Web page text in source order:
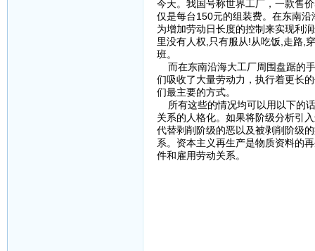
今天。我国号称世界工厂，一款售
仅是每台150元的组装费。在东南
为增加劳动日长度的控制来实现利
里没有人权,只有服从!从吃饭,走路,
班。
而在东南沿海大工厂周围盘踞的
们吸收了大量劳动力，执行着更长
们最主要的方式。
所有这些的情况均可以用以下的
关系的人格化。如果将阶级分析引
代替剥削阶级的恶以及被剥削阶级
系。资本主义再生产是物质资料的
件和雇用劳动关系。